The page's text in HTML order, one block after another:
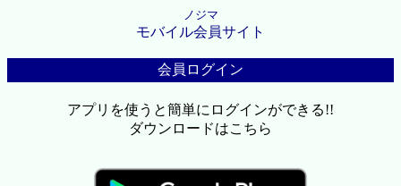
ノジマ
モバイル会員サイト
会員ログイン
アプリを使うと簡単にログインができる!!
ダウンロードはこちら